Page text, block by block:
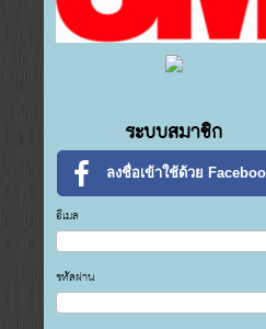
ระบบสมาชิก
ลงชื่อเข้าใช้ด้วย
อีเมล
รหัสผ่าน